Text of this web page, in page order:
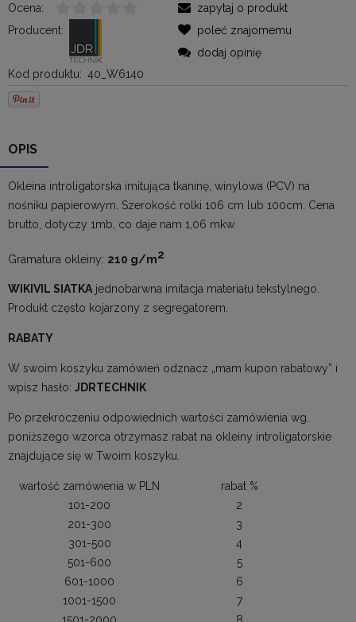
Ocena:
Producent:
Kod produktu: 40_W6140
zapytaj o produkt
poleć znajomemu
dodaj opinię
OPIS
Okleina introligatorska imitująca tkaninę, winylowa (PCV) na
nośniku papierowym. Szerokość rolki 106 cm lub 100cm. Cena
brutto, dotyczy 1mb, co daje nam 1,06 mkw.
Gramatura okleiny: 210 g/m2
WIKIVIL SIATKA jednobarwna imitacja materiału tekstylnego.
Produkt często kojarzony z segregatorem.
RABATY
W swoim koszyku zamówień odznacz „mam kupon rabatowy” i
wpisz hasło: JDRTECHNIK
Po przekroczeniu odpowiednich wartości zamówienia wg.
poniższego wzorca otrzymasz rabat na okleiny introligatorskie
znajdujące się w Twoim koszyku.
wartość zamówienia w PLN
rabat %
101-200
2
201-300
3
301-500
4
501-600
5
601-1000
6
1001-1500
7